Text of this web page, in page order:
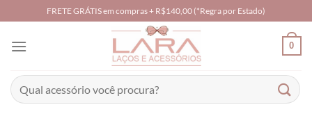
to
content
FRETE GRÁTIS em compras + R$140,00 (*Regra por Estado)
0
Pesquisar
por: